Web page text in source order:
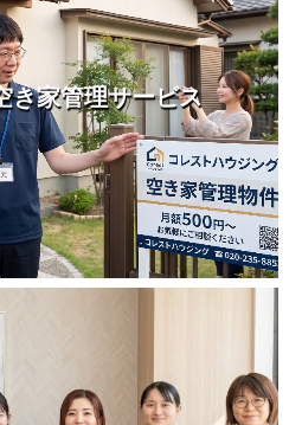
き家管理サービス